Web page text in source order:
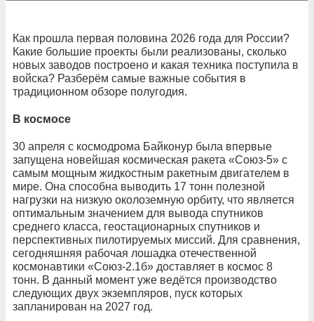
Как прошла первая половина 2026 года для России?
Какие большие проекты были реализованы, сколько
новых заводов построено и какая техника поступила в
войска? Разберём самые важные события в
традиционном обзоре полугодия.
В космосе
30 апреля с космодрома Байконур была впервые
запущена новейшая космическая ракета «Союз-5» с
самым мощным жидкостным ракетным двигателем в
мире. Она способна выводить 17 тонн полезной
нагрузки на низкую околоземную орбиту, что является
оптимальным значением для вывода спутников
среднего класса, геостационарных спутников и
перспективных пилотируемых миссий. Для сравнения,
сегодняшняя рабочая лошадка отечественной
космонавтики «Союз-2.1б» доставляет в космос 8
тонн. В данный момент уже ведётся производство
следующих двух экземпляров, пуск которых
запланирован на 2027 год.